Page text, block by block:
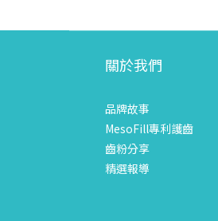
關於我們
品牌故事
MesoFill專利護齒
齒粉分享
精選報導